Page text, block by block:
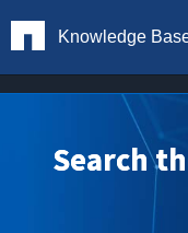
Knowledge
Search